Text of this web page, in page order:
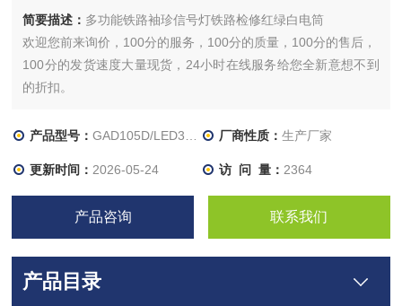
简要描述： 多功能铁路袖珍信号灯铁路检修红绿白电筒
欢迎您前来询价，100分的服务，100分的质量，100分的售后，
100分的发货速度大量现货，24小时在线服务给您全新意想不到
的折扣。
产品型号：GAD105D/LED3W/4400mAh 厂商性质： 生产厂家
更新时间： 2026-05-24 访 问 量： 2364
产品咨询 联系我们
产品目录